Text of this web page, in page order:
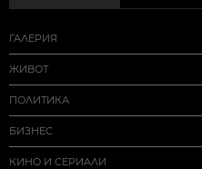
ГАЛЕРИЯ
ЖИВОТ
ПОЛИТИКА
БИЗНЕС
КИНО И СЕРИАЛИ